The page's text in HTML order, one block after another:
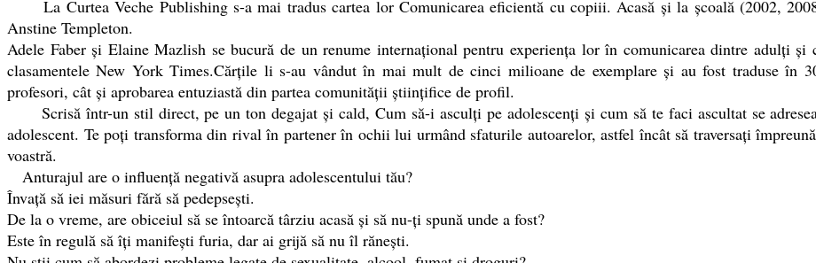
La Curtea Veche Publishing s-a mai tradus cartea lor Comunicarea eficientă cu copiii. Acasă şi la şcoală (2002,
Anstine Templeton.
Adele Faber și Elaine Mazlish se bucură de un renume internațional pentru experiența lor în comunicarea dintre adulți
clasamentele New York Times.Cărțile li s-au vândut în mai mult de cinci milioane de exemplare și au fost traduse în
profesori, cât și aprobarea entuziastă din partea comunității științifice de profil.
Scrisă într-un stil direct, pe un ton degajat și cald, Cum să-i asculți pe adolescenți și cum să te faci ascultat se
adolescent. Te poți transforma din rival în partener în ochii lui urmând sfaturile autoarelor, astfel încât să traversați
voastră.
Anturajul are o influență negativă asupra adolescentului tău?
Învață să iei măsuri fără să pedepsești.
De la o vreme, are obiceiul să se întoarcă târziu acasă și să nu-ți spună unde a fost?
Este în regulă să îți manifești furia, dar ai grijă să nu îl rănești.